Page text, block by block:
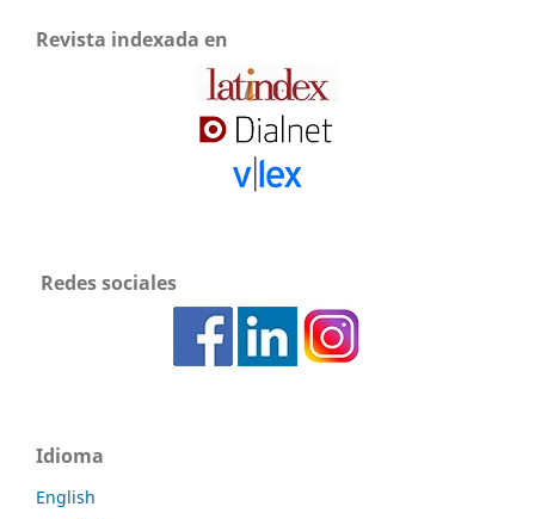
Revista indexada en
Redes sociales
Idioma
English